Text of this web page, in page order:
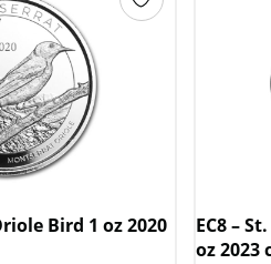
Bird 1 oz 2020
EC8 –
oz 2023